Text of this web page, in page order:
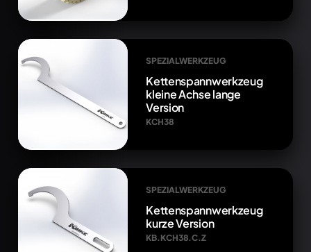
SPEZIALWERKZEUG
Kettenspannwerkzeug
kleine Achse lange
Version
KCH38
SPEZIALWERKZEUG
Kettenspannwerkzeug
kurze Version
KB.KCH38.C.Z